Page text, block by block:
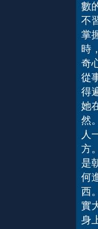
數
不
掌
時
奇
從
得
她
然
人
方
是
何
西
實
身